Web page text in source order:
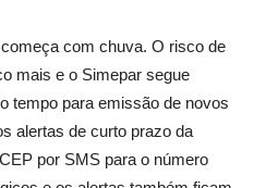
com chuva. O risco de
mais e o Simepar segue
tempo para emissão de novos
alertas de curto prazo da
por SMS para o número